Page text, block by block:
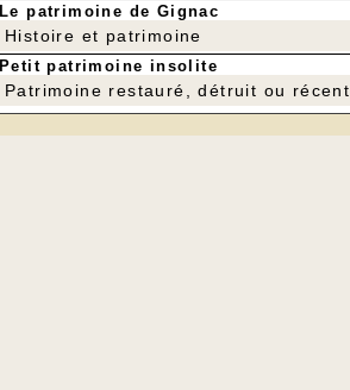
Le patrimoine de Gignac
Histoire et patrimoine
Petit patrimoine insolite
Patrimoine restauré, détruit ou récent